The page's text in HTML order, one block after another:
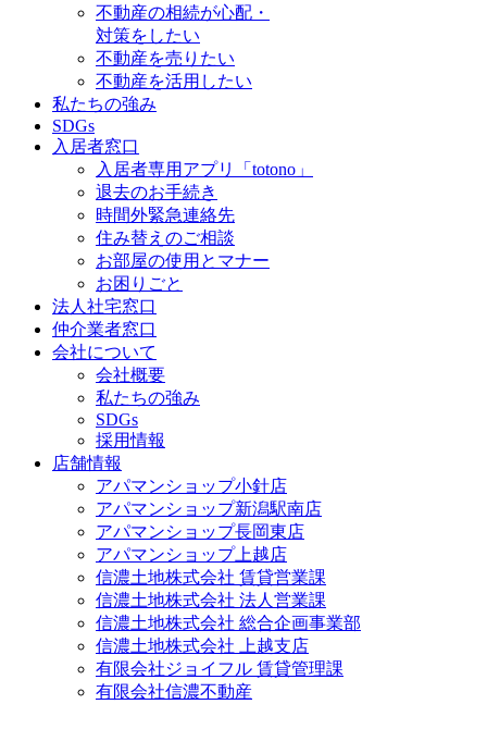
不動産の相続が心配・
対策をしたい
不動産を売りたい
不動産を活用したい
私たちの強み
SDGs
入居者窓口
入居者専用アプリ「totono」
退去のお手続き
時間外緊急連絡先
住み替えのご相談
お部屋の使用とマナー
お困りごと
法人社宅窓口
仲介業者窓口
会社について
会社概要
私たちの強み
SDGs
採用情報
店舗情報
アパマンショップ小針店
アパマンショップ新潟駅南店
アパマンショップ長岡東店
アパマンショップ上越店
信濃土地株式会社 賃貸営業課
信濃土地株式会社 法人営業課
信濃土地株式会社 総合企画事業部
信濃土地株式会社 上越支店
有限会社ジョイフル 賃貸管理課
有限会社信濃不動産